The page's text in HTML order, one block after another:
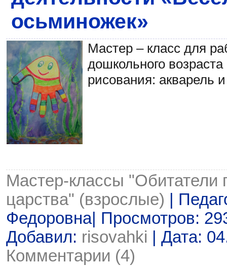
осьминожек»
Мастер – класс для
дошкольного
рисования: акварель
Мастер-классы "Обитатели
царства" (взрослые) |
Федоровна| Просмотров:
Добавил: risovahki | Дата:
Комментарии (4)